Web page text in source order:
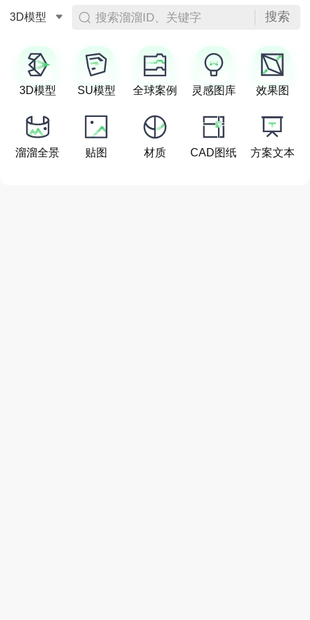
3D模型 搜索溜溜ID、关键字 搜索
3D模型 SU模型 全球案例 灵感图库 效果图
溜溜全景 贴图 材质 CAD图纸 方案文本